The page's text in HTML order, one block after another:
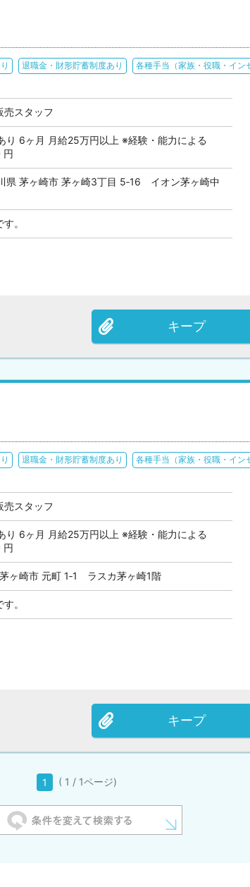
退職金・財形貯蓄制度あり 各種手当（家族・役職・イン
売スタッフ
6ヶ月 月給25万円以上 ※経験・能力による
円
県 茅ヶ崎市 茅ヶ崎3丁目 5‐16 イオン茅ヶ崎中
。
キープ
退職金・財形貯蓄制度あり 各種手当（家族・役職・イン
売スタッフ
6ヶ月 月給25万円以上 ※経験・能力による
円
ヶ崎市 元町 1‐1 ラスカ茅ヶ崎1階
。
キープ
1 ( 1 / 1ページ)